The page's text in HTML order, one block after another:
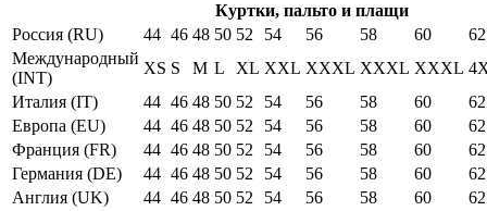
Куртки, пальто и плащи
Россия (RU)
44 46 48 50 52 54 56 58 60
62
Международный
(INT)
XS S M L XL XXL XXXL XXXL XXXL
Италия (IT)
44 46 48 50 52 54 56 58 60
62
Европа (EU)
44 46 48 50 52 54 56 58 60
62
Франция (FR)
44 46 48 50 52 54 56 58 60
62
Германия (DE)
44 46 48 50 52 54 56 58 60
62
Англия (UK)
44 46 48 50 52 54 56 58 60
62